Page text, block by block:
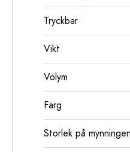
Tryckbar
Vikt
Volym
Färg
Storlek på mynningen